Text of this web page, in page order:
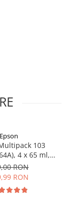
Epson
103
4 x 65 ml,
Magenta/Yellow
RON
RON